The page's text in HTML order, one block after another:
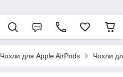
Чохли для Apple AirPods Чохли